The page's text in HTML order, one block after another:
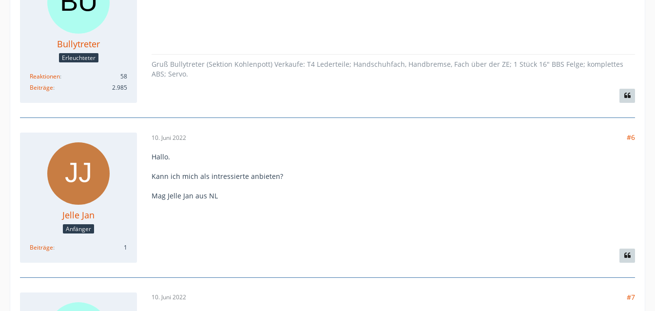
Bullytreter
Erleuchteter
Reaktionen
58
Beiträge
2.985
Gruß Bullytreter (Sektion Kohlenpott) Verkaufe: T4 Lederteile; Handschuhfach, Handbremse, Fach über der ZE; 1 Stück 16" BBS Felge; komplettes
ABS; Servo.
Jelle Jan
Anfänger
Beiträge 1
10. Juni 2022 #6
Hallo.
Kann ich mich als intressierte anbieten?
Mag Jelle Jan aus NL
10. Juni 2022 #7